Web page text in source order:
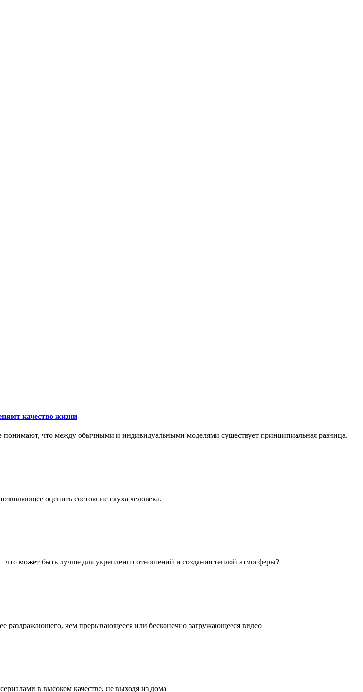
качество жизни
что между обычными и индивидуальными моделями существует принципиальная разница.
оценить состояние слуха человека.
может быть лучше для укрепления отношений и создания теплой атмосферы?
раздражающего, чем прерывающееся или бесконечно загружающееся видео
в высоком качестве, не выходя из дома